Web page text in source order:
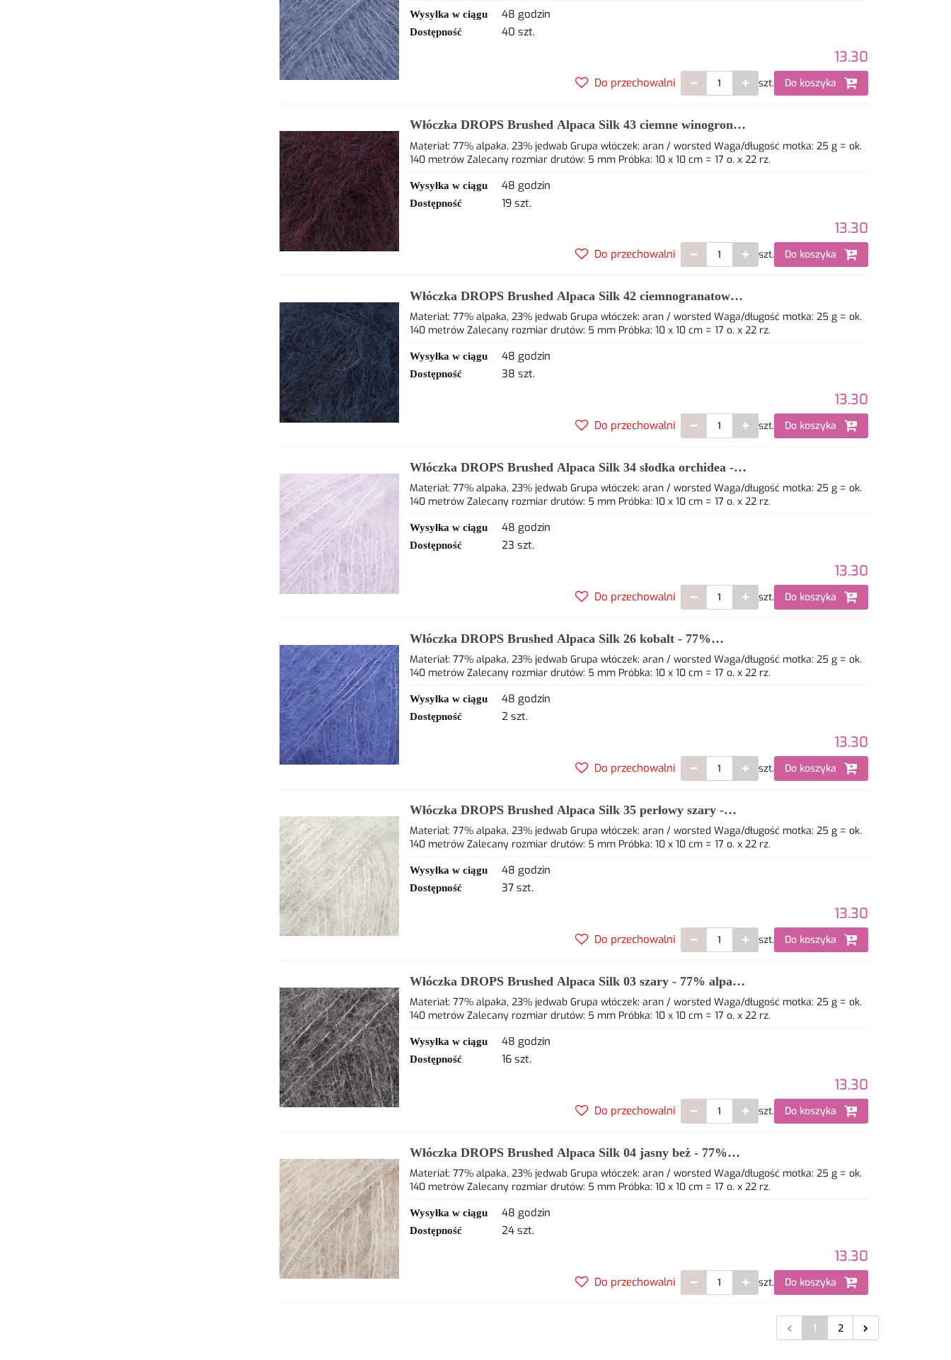
Wysyłka w ciągu 48 godzin
Dostępność 40 szt.
13.30
szt. Do koszyka
Do przechowalni
Włóczka DROPS Brushed Alpaca Silk 43 ciemne winogrona -
77% alpaca, 23% jedwab
Materiał: 77% alpaka, 23% jedwab Grupa włóczek: aran / worsted Waga/długość motka: 25 g = ok.
140 metrów Zalecany rozmiar drutów: 5 mm Próbka: 10 x 10 cm = 17 o. x 22 rz.
Wysyłka w ciągu 48 godzin
Dostępność 19 szt.
13.30
szt. Do koszyka
Do przechowalni
Włóczka DROPS Brushed Alpaca Silk 42 ciemnogranatowy -
77% alpaca, 23% jedwab
Materiał: 77% alpaka, 23% jedwab Grupa włóczek: aran / worsted Waga/długość motka: 25 g = ok.
140 metrów Zalecany rozmiar drutów: 5 mm Próbka: 10 x 10 cm = 17 o. x 22 rz.
Wysyłka w ciągu 48 godzin
Dostępność 38 szt.
13.30
szt. Do koszyka
Do przechowalni
Włóczka DROPS Brushed Alpaca Silk 34 słodka orchidea -
77% alpaca, 23% jedwab
Materiał: 77% alpaka, 23% jedwab Grupa włóczek: aran / worsted Waga/długość motka: 25 g = ok.
140 metrów Zalecany rozmiar drutów: 5 mm Próbka: 10 x 10 cm = 17 o. x 22 rz.
Wysyłka w ciągu 48 godzin
Dostępność 23 szt.
13.30
szt. Do koszyka
Do przechowalni
Włóczka DROPS Brushed Alpaca Silk 26 kobalt - 77%
alpaca, 23% jedwab
Materiał: 77% alpaka, 23% jedwab Grupa włóczek: aran / worsted Waga/długość motka: 25 g = ok.
140 metrów Zalecany rozmiar drutów: 5 mm Próbka: 10 x 10 cm = 17 o. x 22 rz.
Wysyłka w ciągu 48 godzin
Dostępność 2 szt.
13.30
szt. Do koszyka
Do przechowalni
Włóczka DROPS Brushed Alpaca Silk 35 perłowy szary -
77% alpaca, 23% jedwab
Materiał: 77% alpaka, 23% jedwab Grupa włóczek: aran / worsted Waga/długość motka: 25 g = ok.
140 metrów Zalecany rozmiar drutów: 5 mm Próbka: 10 x 10 cm = 17 o. x 22 rz.
Wysyłka w ciągu 48 godzin
Dostępność 37 szt.
13.30
szt. Do koszyka
Do przechowalni
Włóczka DROPS Brushed Alpaca Silk 03 szary - 77% alpaca,
23% jedwab
Materiał: 77% alpaka, 23% jedwab Grupa włóczek: aran / worsted Waga/długość motka: 25 g = ok.
140 metrów Zalecany rozmiar drutów: 5 mm Próbka: 10 x 10 cm = 17 o. x 22 rz.
Wysyłka w ciągu 48 godzin
Dostępność 16 szt.
13.30
szt. Do koszyka
Do przechowalni
Włóczka DROPS Brushed Alpaca Silk 04 jasny beż - 77%
alpaca, 23% jedwab
Materiał: 77% alpaka, 23% jedwab Grupa włóczek: aran / worsted Waga/długość motka: 25 g = ok.
140 metrów Zalecany rozmiar drutów: 5 mm Próbka: 10 x 10 cm = 17 o. x 22 rz.
Wysyłka w ciągu 48 godzin
Dostępność 24 szt.
13.30
szt. Do koszyka
Do przechowalni
1 2